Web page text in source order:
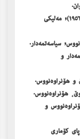
(شێخ مەحموودی حەفید ) (١٨٧٨ - ٩ی ئابی ١٩٥٦), مەلیکی
و
نووس, ھۆنراوەنووس و
لە سوپای کۆماری